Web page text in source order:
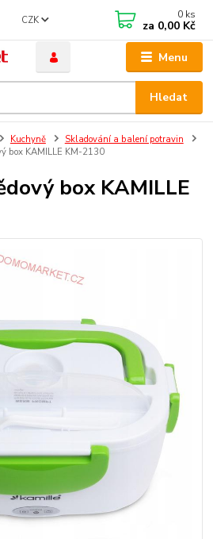
Menu
CZK
Hledat
0 ks
za 0,00 Kč
Kuchyně
Skladování a balení potravin
box KAMILLE KM-2130
box KAMILLE